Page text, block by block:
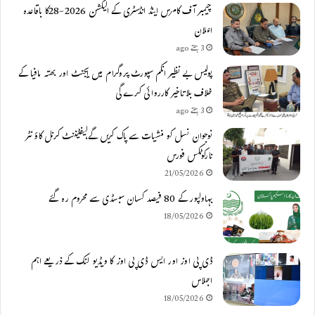
چیمبر آف کامرس اینڈ انڈسٹری کے الیکشن 2026-28کا باقاعدہ
اعلان
3 ہفتے ago
پولیس بے نظیر انکم سپورٹ پروگرام میں ایجنٹ اور بھتہ مافیا کے
خلاف بلاتاخیر کارروائی کرے گی
3 ہفتے ago
نوجوان نسل کو منشیات سے پاک کریں گے،لیفٹیننٹ کرنل کاؤنٹر
نارکوٹکس فورس
21/05/2026
بہاولپور کے 80 فیصد کسان سبسڈی سے محروم رہ گئے
18/05/2026
ڈی پی اوز اور ایس ڈی پی اوز کا ویڈیو لنک کے ذریعے اہم
اجلاس
18/05/2026